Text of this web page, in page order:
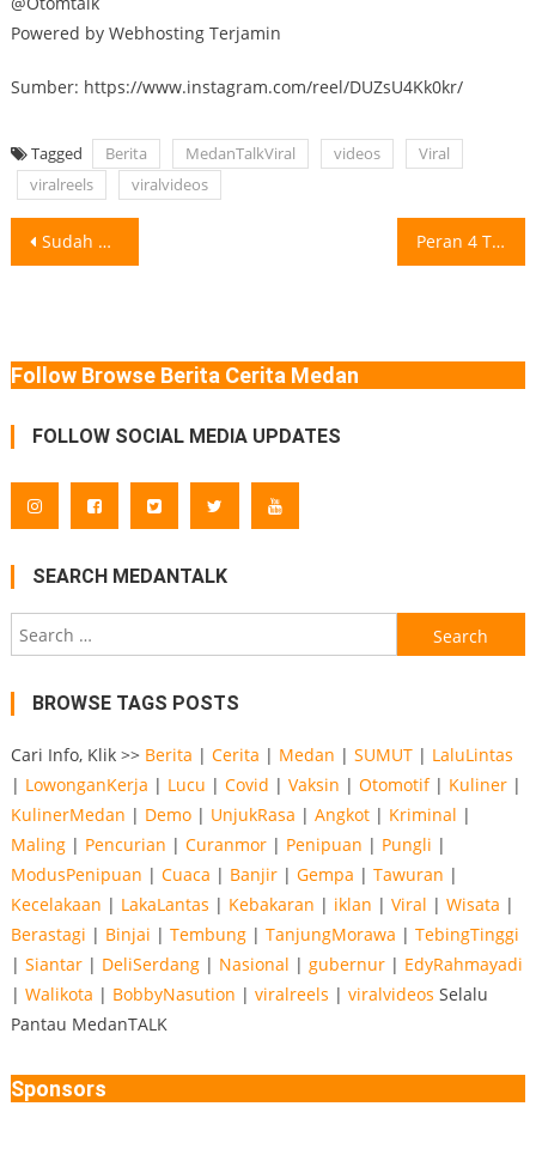
Powered by Webhosting Terjamin
Sumber: https://www.instagram.com/reel/DUZsU4Kk0kr/
Tagged Berita MedanTalkViral videos
Viral
viralreels
viralvideos
Post
Sudah ada rambu Dilarang Parkir terpampang jelas. Tulisan besar, terlihat dan terbaca. Peran 4 Tersangka Setrum-Minta Rp 250 Juta ke Pencuri Tokonya di Deli
Follow Browse Berita Cerita Medan
FOLLOW SOCIAL MEDIA UPDATES
SEARCH MEDANTALK
Search
for:
BROWSE TAGS POSTS
Cari Info, Klik >> Berita | Cerita | Medan | SUMUT| LaluLintas
| LowonganKerja | Lucu | Covid | Vaksin | Otomotif| Kuliner|
KulinerMedan | Demo| UnjukRasa | Angkot| Kriminal |
Maling| Pencurian | Curanmor| Penipuan | Pungli |
ModusPenipuan | Cuaca | Banjir| Gempa | Tawuran |
Kecelakaan | LakaLantas | Kebakaran | iklan | Viral | Wisata |
Berastagi | Binjai | Tembung| TanjungMorawa | TebingTinggi
| Siantar| DeliSerdang| Nasional | gubernur| EdyRahmayadi
| Walikota | BobbyNasution | viralreels | viralvideos Selalu
Pantau MedanTALK
Sponsors